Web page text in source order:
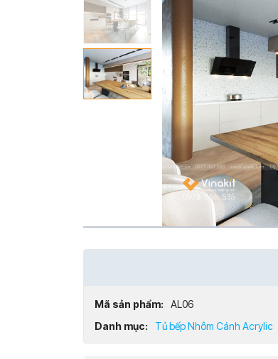
Mã sản phẩm: AL06
Danh mục:
Tủ bếp Nhôm Cánh Acrylic